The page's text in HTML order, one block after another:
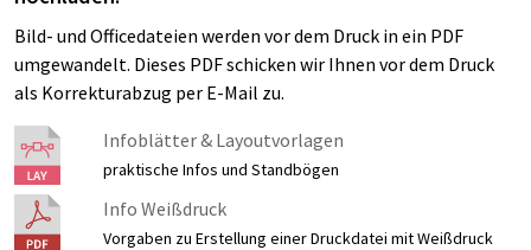
Bild- und Officedateien werden vor dem Druck in ein PDF
umgewandelt. Dieses PDF schicken wir Ihnen vor dem Druck
als Korrekturabzug per E-Mail zu.
Infoblätter & Layoutvorlagen
praktische Infos und Standbögen
Info Weißdruck
Vorgaben zu Erstellung einer Druckdatei mit Weißdruck